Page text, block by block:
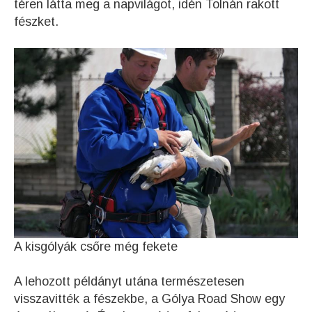
téren látta meg a napvilágot, idén Tolnán rakott
fészket.
A kisgólyák csőre még fekete
A lehozott példányt utána természetesen
visszavitték a fészekbe, a Gólya Road Show egy